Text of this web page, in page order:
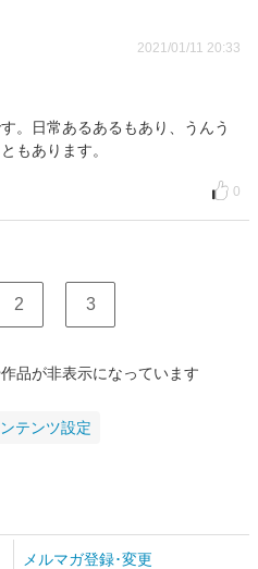
2021/01/11 20:33
。日常あるあるもあり、うんう
もあります。
0
2 3
品が非表示になっています
テンツ設定
メルマガ登録･変更